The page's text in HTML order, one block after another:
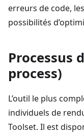
erreurs de code,
possibilités
Processus
process)
L’outil le plus
individuels de
Toolset. Il est